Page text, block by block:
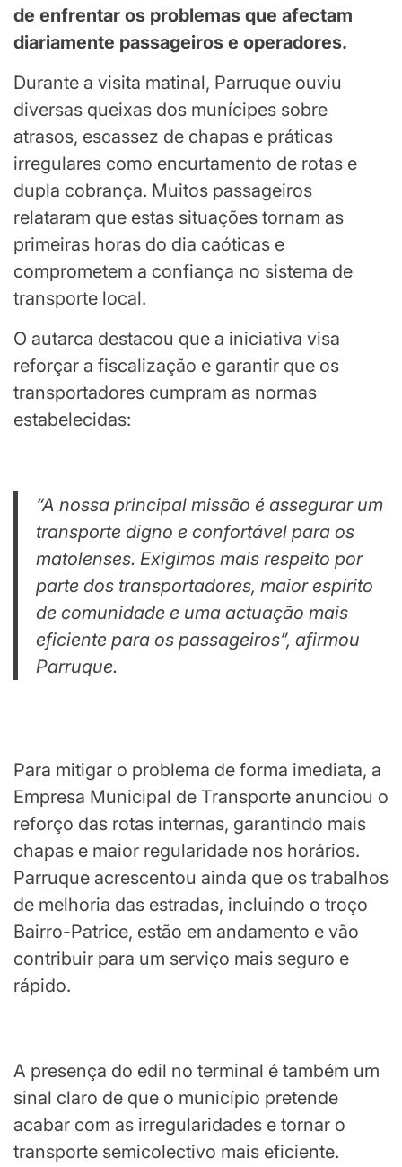
de enfrentar os problemas que afectam
diariamente passageiros e operadores.
Durante a visita matinal, Parruque ouviu
diversas queixas dos munícipes sobre
atrasos, escassez de chapas e práticas
irregulares como encurtamento de rotas e
dupla cobrança. Muitos passageiros
relataram que estas situações tornam as
primeiras horas do dia caóticas e
comprometem a confiança no sistema de
transporte local.
O autarca destacou que a iniciativa visa
reforçar a fiscalização e garantir que os
transportadores cumpram as normas
estabelecidas:
“A nossa principal missão é assegurar um
transporte digno e confortável para os
matolenses. Exigimos mais respeito por
parte dos transportadores, maior espírito
de comunidade e uma actuação mais
eficiente para os passageiros”, afirmou
Parruque.
Para mitigar o problema de forma imediata, a
Empresa Municipal de Transporte anunciou o
reforço das rotas internas, garantindo mais
chapas e maior regularidade nos horários.
Parruque acrescentou ainda que os trabalhos
de melhoria das estradas, incluindo o troço
Bairro-Patrice, estão em andamento e vão
contribuir para um serviço mais seguro e
rápido.
A presença do edil no terminal é também um
sinal claro de que o município pretende
acabar com as irregularidades e tornar o
transporte semicolectivo mais eficiente.